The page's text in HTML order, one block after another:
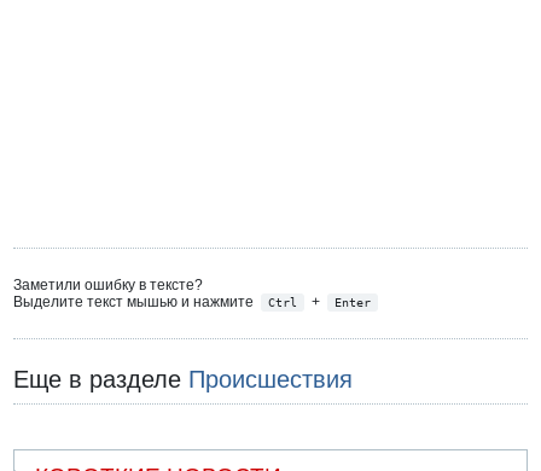
Заметили ошибку в тексте?
Выделите текст мышью и нажмите
Ctrl + Enter
Еще в разделе Происшествия